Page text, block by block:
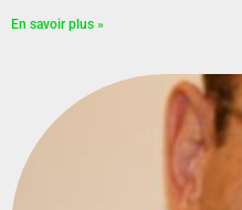
En savoir plus »